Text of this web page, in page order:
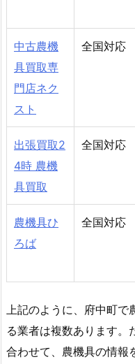
中古農機
具買取専
門店ネク
スト
全国対応
出張買取2
4時 農機
具買取
全国対応
農機具ひ
ろば
全国対応
上記のように、府中町
る業者は複数あります。
合わせて、農機具の情報